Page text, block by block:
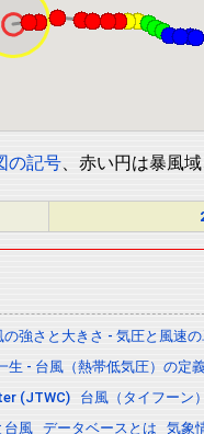
の記号、赤い円は暴風
の強さと大きさ - 気圧と風速
生 - 台風（熱帯低気圧）の定
(JTWC)
台風（タイフーン
台風 データベースとは
気象